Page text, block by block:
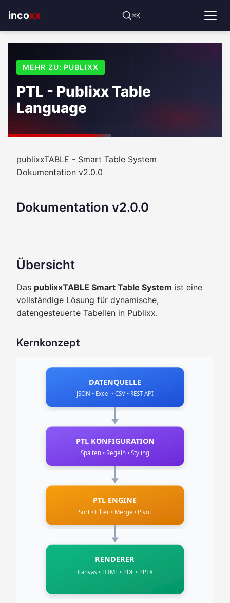
incoxx
⌘K
MEHR ZU: PUBLIXX
PTL - Publixx Table
Language
publixxTABLE - Smart Table System
Dokumentation v2.0.0
Dokumentation v2.0.0
Übersicht
Das publixxTABLE Smart Table System ist eine
vollständige Lösung für dynamische,
datengesteuerte Tabellen in Publixx.
Kernkonzept
DATENQUELLE
JSON • Excel • CSV • REST API
PTL KONFIGURATION
Spalten • Regeln • Styling
PTL ENGINE
Sort • Filter • Merge • Pivot
RENDERER
Canvas • HTML • PDF • PPTX